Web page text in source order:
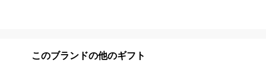
このブランドの他のギフト